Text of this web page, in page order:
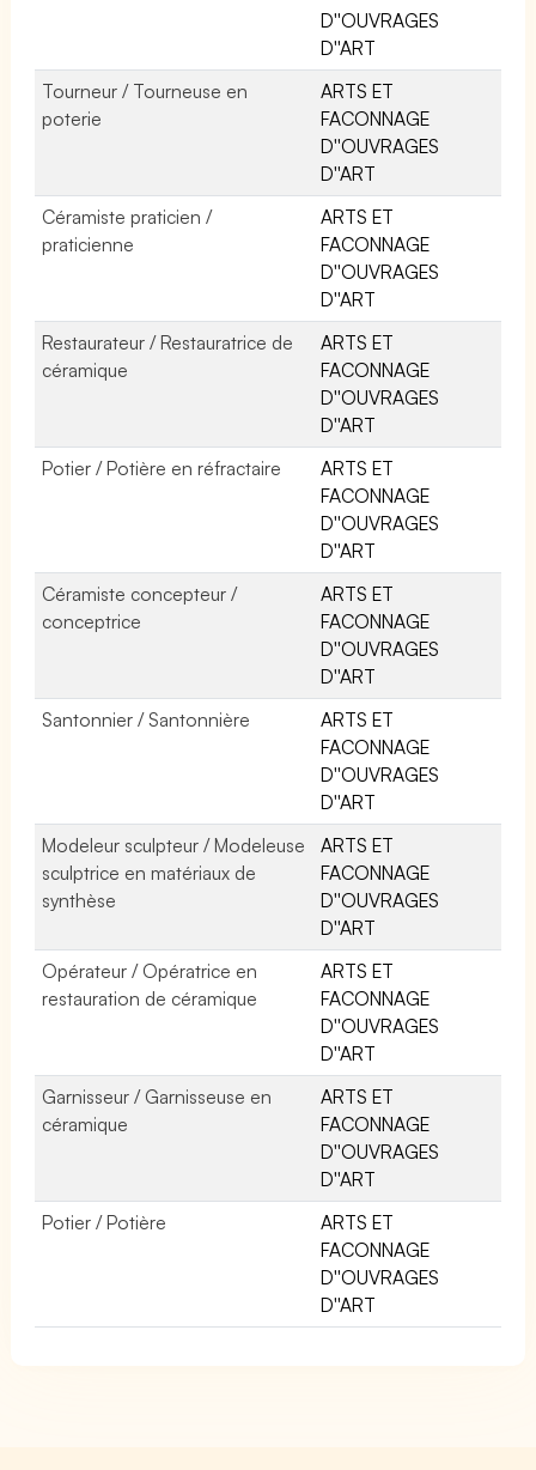
D''OUVRAGES
D''ART
Tourneur / Tourneuse en
poterie
ARTS ET
FACONNAGE
D''OUVRAGES
D''ART
Céramiste praticien /
praticienne
ARTS ET
FACONNAGE
D''OUVRAGES
D''ART
Restaurateur / Restauratrice de
céramique
ARTS ET
FACONNAGE
D''OUVRAGES
D''ART
Potier / Potière en réfractaire
ARTS ET
FACONNAGE
D''OUVRAGES
D''ART
Céramiste concepteur /
conceptrice
ARTS ET
FACONNAGE
D''OUVRAGES
D''ART
Santonnier / Santonnière
ARTS ET
FACONNAGE
D''OUVRAGES
D''ART
Modeleur sculpteur / Modeleuse
sculptrice en matériaux de
synthèse
ARTS ET
FACONNAGE
D''OUVRAGES
D''ART
Opérateur / Opératrice en
restauration de céramique
ARTS ET
FACONNAGE
D''OUVRAGES
D''ART
Garnisseur / Garnisseuse en
céramique
ARTS ET
FACONNAGE
D''OUVRAGES
D''ART
Potier / Potière
ARTS ET
FACONNAGE
D''OUVRAGES
D''ART